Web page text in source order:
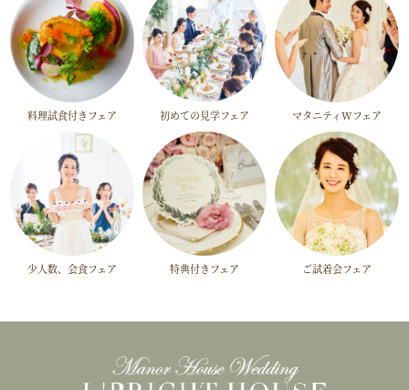
料理試食付きフェア 初めての見学フェア マタニティWフェア
少人数、会食フェア 特典付きフェア ご試着会フェア